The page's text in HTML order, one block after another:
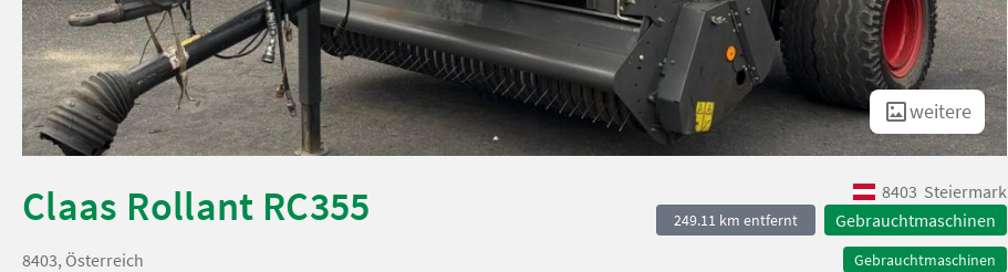
weitere
Claas Rollant RC355 8403 Steiermark
249.11 km entfernt Gebrauchtmaschinen
Gebrauchtmaschinen
8403, Österreich